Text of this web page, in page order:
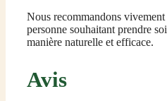
Nous recommandons
personne souhaitant prendre
manière naturelle et efficace.
Avis